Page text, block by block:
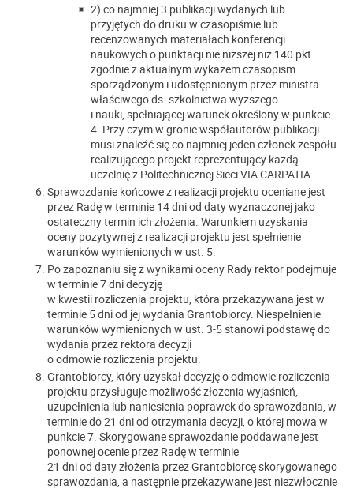
2) co najmniej 3 publikacji wydanych lub
przyjętych do druku w czasopiśmie lub
recenzowanych materiałach konferencji
naukowych o punktacji nie niższej niż 140 pkt.
zgodnie z aktualnym wykazem czasopism
sporządzonym i udostępnionym przez ministra
właściwego ds. szkolnictwa wyższego
i nauki, spełniającej warunek określony w punkcie
4. Przy czym w gronie współautorów publikacji
musi znaleźć się co najmniej jeden członek zespołu
realizującego projekt reprezentujący każdą
uczelnię z Politechnicznej Sieci VIA CARPATIA.
Sprawozdanie końcowe z realizacji projektu oceniane jest
przez Radę w terminie 14 dni od daty wyznaczonej jako
ostateczny termin ich złożenia. Warunkiem uzyskania
oceny pozytywnej z realizacji projektu jest spełnienie
warunków wymienionych w ust. 5.
Po zapoznaniu się z wynikami oceny Rady rektor podejmuje
w terminie 7 dni decyzję
w kwestii rozliczenia projektu, która przekazywana jest w
terminie 5 dni od jej wydania Grantobiorcy. Niespełnienie
warunków wymienionych w ust. 3-5 stanowi podstawę do
wydania przez rektora decyzji
o odmowie rozliczenia projektu.
Grantobiorcy, który uzyskał decyzję o odmowie rozliczenia
projektu przysługuje możliwość złożenia wyjaśnień,
uzupełnienia lub naniesienia poprawek do sprawozdania, w
terminie do 21 dni od otrzymania decyzji, o której mowa w
punkcie 7. Skorygowane sprawozdanie poddawane jest
ponownej ocenie przez Radę w terminie
21 dni od daty złożenia przez Grantobiorcę skorygowanego
sprawozdania, a następnie przekazywane jest niezwłocznie